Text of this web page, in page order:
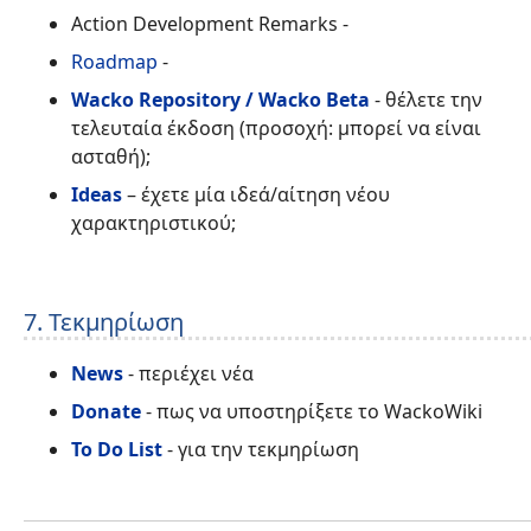
Action Development Remarks -
Roadmap -
Wacko Repository / Wacko Beta - θέλετε την
τελευταία έκδοση (προσοχή: μπορεί να είναι
ασταθή);
Ideas– έχετε μία ιδεά/αίτηση νέου
χαρακτηριστικού;
7. Τεκμηρίωση
News- περιέχει νέα
Donate- πως να υποστηρίξετε το WackoWiki
To Do List- για την τεκμηρίωση